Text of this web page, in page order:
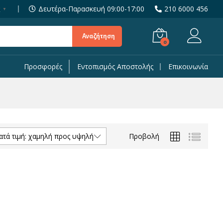
▼ Δευτέρα-Παρασκευή 09:00-17:00 210 6000 456
Αναζήτηση
0
Προσφορές Εντοπισμός Αποστολής Επικοινωνία
Προβολή
τιμή: χαμηλή προς υψηλή